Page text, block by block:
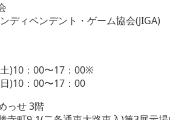
ィペンデント・ゲーム協会(JIGA)
)10：00〜17：00※
：00〜17：00
っせ 3階